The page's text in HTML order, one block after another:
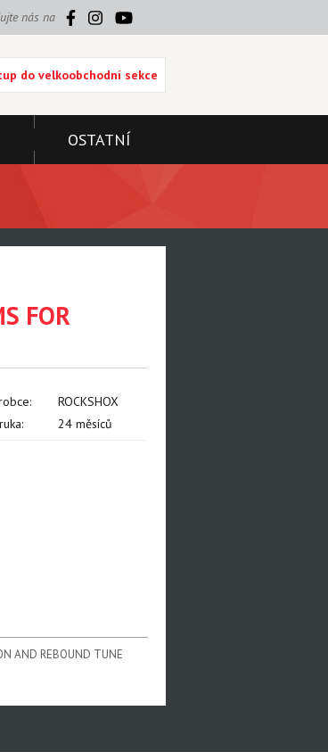
nás na
do velkoobchodní sekce
OSTATNÍ
FOR
ROCKSHOX
24 měsíců
AND REBOUND TUNE